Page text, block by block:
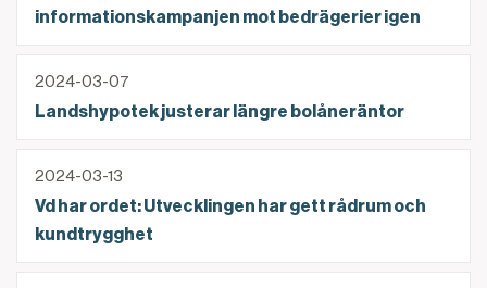
informationskampanjen mot bedrägerier igen
2024-03-07
Landshypotek justerar längre bolåneräntor
2024-03-13
Vd har ordet: Utvecklingen har gett rådrum och
kundtrygghet